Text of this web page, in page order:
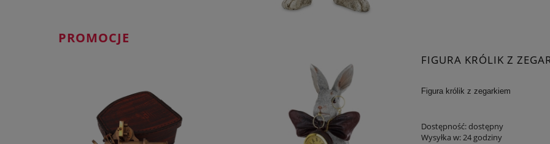
PROMOCJE
FIGURA KRÓLIK Z
Figura królik z zegarkiem
Dostępność:dostępny
Wysyłka w:24 godziny